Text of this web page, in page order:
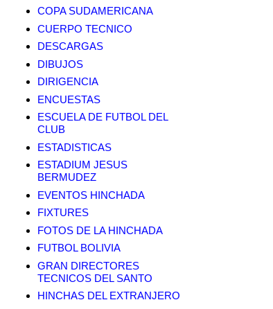
COPA SUDAMERICANA
CUERPO TECNICO
DESCARGAS
DIBUJOS
DIRIGENCIA
ENCUESTAS
ESCUELA DE FUTBOL DEL
CLUB
ESTADISTICAS
ESTADIUM JESUS
BERMUDEZ
EVENTOS HINCHADA
FIXTURES
FOTOS DE LA HINCHADA
FUTBOL BOLIVIA
GRAN DIRECTORES
TECNICOS DEL SANTO
HINCHAS DEL EXTRANJERO